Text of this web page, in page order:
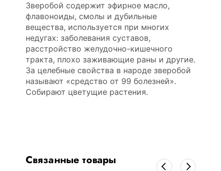
Зверобой содержит эфирное масло,
флавоноиды, смолы и дубильные
вещества, используется при многих
недугах: заболевания суставов,
расстройство желудочно-кишечного
тракта, плохо заживающие раны и другие.
За целебные свойства в народе зверобой
называют «средство от 99 болезней».
Собирают цветущие растения.
Связанные товары